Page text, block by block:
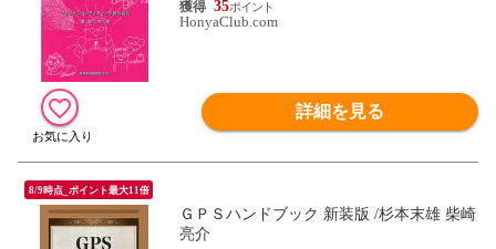
35
HonyaClub.com
詳細を見る
8/9時点_ポイント最大11倍
ＧＰＳハンドブック 新装版 /杉本末雄 柴崎
亮介